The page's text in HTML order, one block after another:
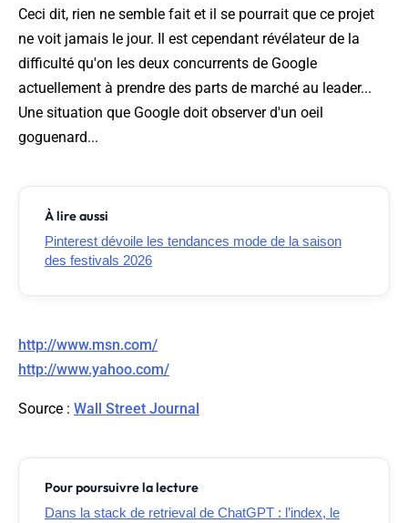
Ceci dit, rien ne semble fait et il se pourrait que ce projet
ne voit jamais le jour. Il est cependant révélateur de la
difficulté qu'on les deux concurrents de Google
actuellement à prendre des parts de marché au leader...
Une situation que Google doit observer d'un oeil
goguenard...
À lire aussi
Pinterest dévoile les tendances mode de la saison
des festivals 2026
http://www.msn.com/
http://www.yahoo.com/
Source : Wall Street Journal
Pour poursuivre la lecture
Dans la stack de retrieval de ChatGPT : l’index, le